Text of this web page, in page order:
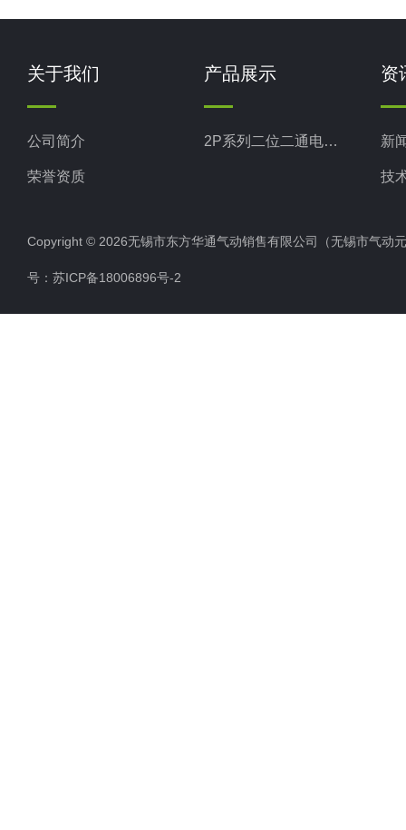
关于我们
公司简介
荣誉资质
产品展示
2P系列二位二通电磁阀
资
新
技
Copyright © 2026无锡市东方华通气动销售有限公司（无锡市气
号： 苏ICP备18006896号-2